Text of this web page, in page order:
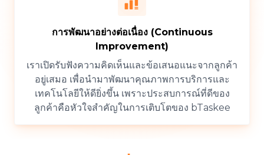
การพัฒนาอย่างต่อเนื่อง (Continuous
Improvement)
เราเปิดรับฟังความคิดเห็นและข้อเสนอแนะจากลูกค้า
อยู่เสมอ เพื่อนำมาพัฒนาคุณภาพการบริการและ
เทคโนโลยีให้ดียิ่งขึ้น เพราะประสบการณ์ที่ดีของ
ลูกค้าคือหัวใจสำคัญในการเติบโตของ bTaskee